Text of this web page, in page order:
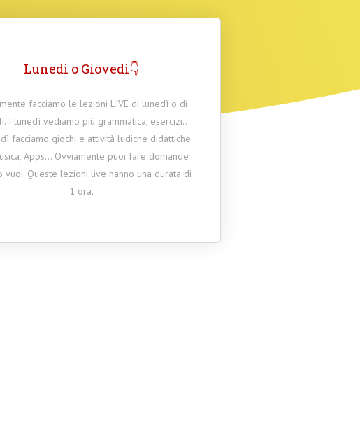
Lunedì o Giovedì👇
facciamo le lezioni LIVE di lunedì o di
I lunedì vediamo più grammatica, esercizi...
facciamo giochi e attività ludiche didattiche
Apps... Ovviamente puoi fare domande
vuoi. Queste lezioni live hanno una durata di
1 ora.